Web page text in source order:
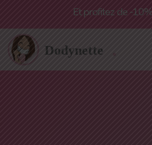
Et profitez de -10% !